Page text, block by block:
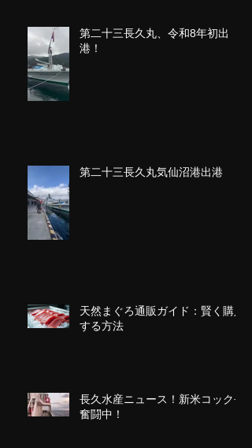
第二十三長久丸、令和8年初出
港！
第二十三長久丸気仙沼港出港
天然まぐろ通販ガイド：賢く購入
する方法
長久水産ニュース！新米コック長
奮闘中！